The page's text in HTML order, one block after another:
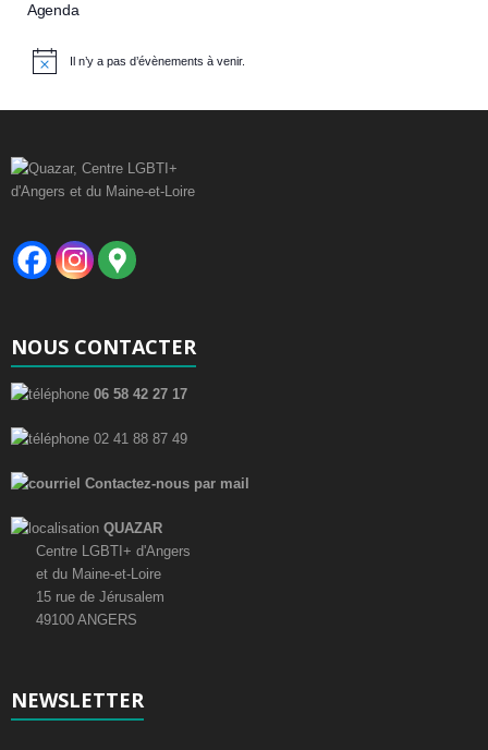
Agenda
Il n’y a pas d’évènements à venir.
NOUS CONTACTER
06 58 42 27 17
02 41 88 87 49
Contactez-nous par mail
QUAZAR
Centre LGBTI+ d'Angers
et du Maine-et-Loire
15 rue de Jérusalem
49100 ANGERS
NEWSLETTER